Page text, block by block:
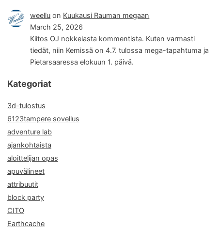
weellu on Kuukausi Rauman megaan
March 25, 2026
Kiitos OJ nokkelasta kommentista. Kuten varmasti
tiedät, niin Kemissä on 4.7. tulossa mega-tapahtuma ja
Pietarsaaressa elokuun 1. päivä.
Kategoriat
3d-tulostus
6123tampere sovellus
adventure lab
ajankohtaista
aloittelijan opas
apuvälineet
attribuutit
block party
CITO
Earthcache